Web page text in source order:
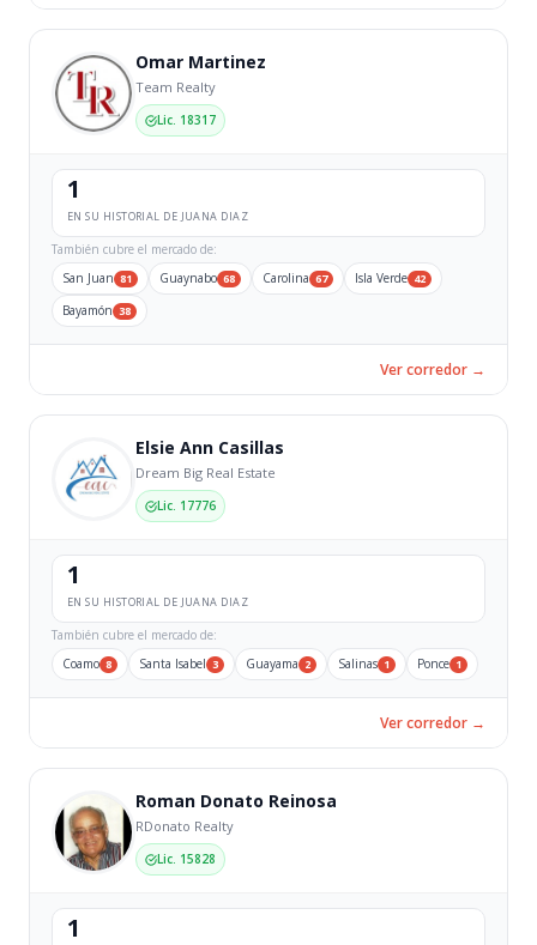
Omar Martinez
Team Realty
Lic. 18317
1
EN SU HISTORIAL DE JUANA DIAZ
También cubre el mercado de:
San Juan 81 Guaynabo 68 Carolina 67 Isla Verde 42
Bayamón 38
Ver corredor →
Elsie Ann Casillas
Dream Big Real Estate
Lic. 17776
1
EN SU HISTORIAL DE JUANA DIAZ
También cubre el mercado de:
Coamo 8 Santa Isabel 3 Guayama 2 Salinas 1 Ponce 1
Ver corredor →
Roman Donato Reinosa
RDonato Realty
Lic. 15828
1